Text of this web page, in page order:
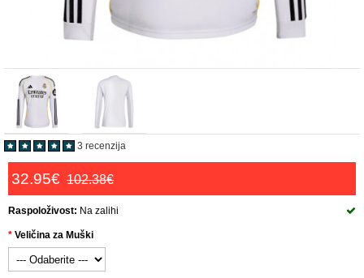
3 recenzija
32.95€ 102.38€
Raspoloživost: Na zalihi
Veličina za Muški